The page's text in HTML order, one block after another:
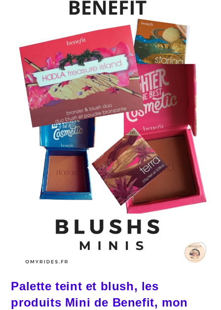
Mat
Qui
Tient
Toute
La
Journée
Palette teint et blush, les
produits Mini de Benefit, mon